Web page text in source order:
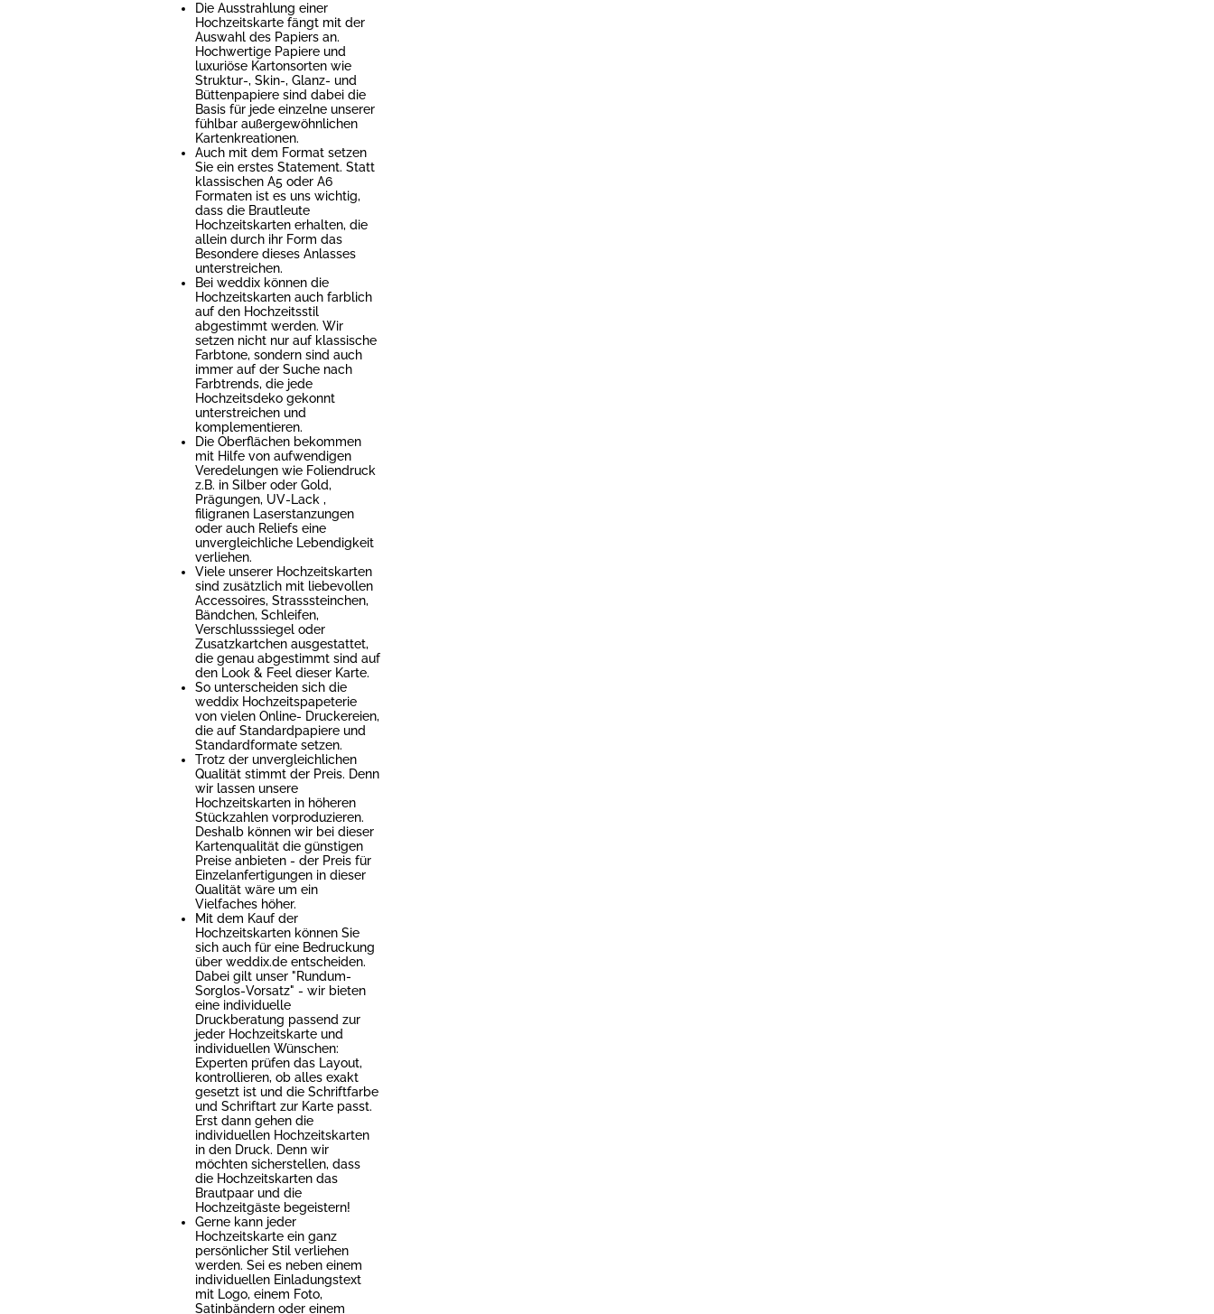
Die Ausstrahlung einer
Hochzeitskarte fängt mit der
Auswahl des Papiers an.
Hochwertige Papiere und
luxuriöse Kartonsorten wie
Struktur-, Skin-, Glanz- und
Büttenpapiere sind dabei die
Basis für jede einzelne unserer
fühlbar außergewöhnlichen
Kartenkreationen.
Auch mit dem Format setzen
Sie ein erstes Statement. Statt
klassischen A5 oder A6
Formaten ist es uns wichtig,
dass die Brautleute
Hochzeitskarten erhalten, die
allein durch ihr Form das
Besondere dieses Anlasses
unterstreichen.
Bei weddix können die
Hochzeitskarten auch farblich
auf den Hochzeitsstil
abgestimmt werden. Wir
setzen nicht nur auf klassische
Farbtone, sondern sind auch
immer auf der Suche nach
Farbtrends, die jede
Hochzeitsdeko gekonnt
unterstreichen und
komplementieren.
Die Oberflächen bekommen
mit Hilfe von aufwendigen
Veredelungen wie Foliendruck
z.B. in Silber oder Gold,
Prägungen, UV-Lack ,
filigranen Laserstanzungen
oder auch Reliefs eine
unvergleichliche Lebendigkeit
verliehen.
Viele unserer Hochzeitskarten
sind zusätzlich mit liebevollen
Accessoires, Strasssteinchen,
Bändchen, Schleifen,
Verschlusssiegel oder
Zusatzkartchen ausgestattet,
die genau abgestimmt sind auf
den Look & Feel dieser Karte.
So unterscheiden sich die
weddix Hochzeitspapeterie
von vielen Online- Druckereien,
die auf Standardpapiere und
Standardformate setzen.
Trotz der unvergleichlichen
Qualität stimmt der Preis. Denn
wir lassen unsere
Hochzeitskarten in höheren
Stückzahlen vorproduzieren.
Deshalb können wir bei dieser
Kartenqualität die günstigen
Preise anbieten - der Preis für
Einzelanfertigungen in dieser
Qualität wäre um ein
Vielfaches höher.
Mit dem Kauf der
Hochzeitskarten können Sie
sich auch für eine Bedruckung
über weddix.de entscheiden.
Dabei gilt unser "Rundum-
Sorglos-Vorsatz" - wir bieten
eine individuelle
Druckberatung passend zur
jeder Hochzeitskarte und
individuellen Wünschen:
Experten prüfen das Layout,
kontrollieren, ob alles exakt
gesetzt ist und die Schriftfarbe
und Schriftart zur Karte passt.
Erst dann gehen die
individuellen Hochzeitskarten
in den Druck. Denn wir
möchten sicherstellen, dass
die Hochzeitskarten das
Brautpaar und die
Hochzeitgäste begeistern!
Gerne kann jeder
Hochzeitskarte ein ganz
persönlicher Stil verliehen
werden. Sei es neben einem
individuellen Einladungstext
mit Logo, einem Foto,
Satinbändern oder einem